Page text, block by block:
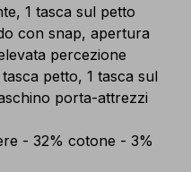
1 tasca sul petto
con snap, apertura
percezione
petto, 1 tasca sul
porta-attrezzi
- 32% cotone - 3%